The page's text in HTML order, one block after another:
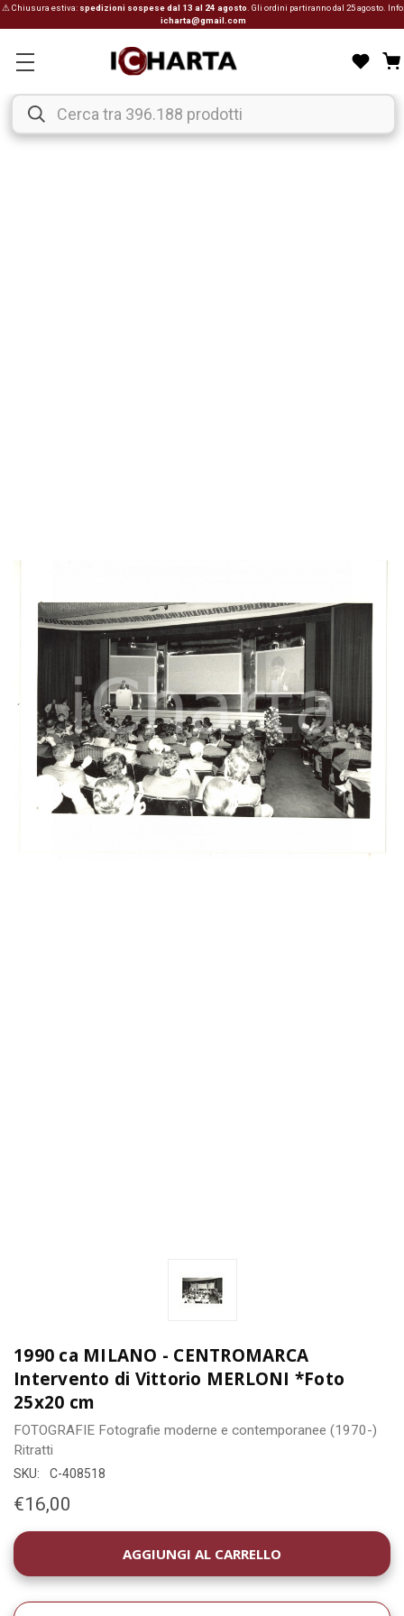
⚠ Chiusura estiva: spedizioni sospese dal 13 al 24 agosto . Gli ordini partiranno dal 25 agosto. Info:
icharta@gmail.com
1990 ca MILANO - CENTROMARCA
Intervento di Vittorio MERLONI *Foto
25x20 cm
FOTOGRAFIE Fotografie moderne e contemporanee (1970-)
Ritratti
SKU: C-408518
€16,00
DISPONIBILITÀ
ATTUALE: